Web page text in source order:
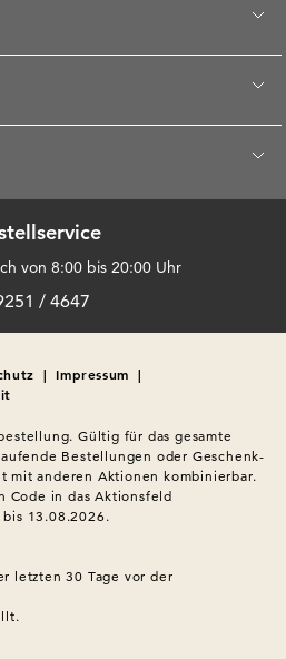
von 8:00 bis 20:00 Uhr
/ 4647
| Impressum |
Gültig für das gesamte
Bestellungen oder Geschenk-
mit anderen Aktionen kombinierbar.
Code in das Aktionsfeld
13.08.2026.
letzten 30 Tage vor der